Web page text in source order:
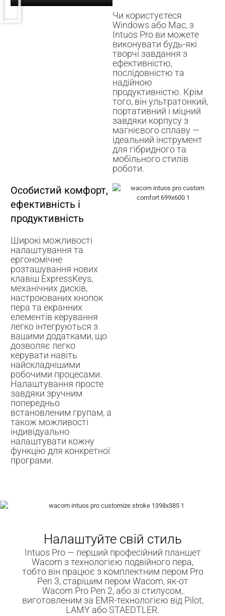
Чи користуєтеся
Windows або Mac, з
Intuos Pro ви можете
виконувати будь-які
творчі завдання з
ефективністю,
послідовністю та
надійною
продуктивністю. Крім
того, він ультратонкий,
портативний і міцний
завдяки корпусу з
магнієвого сплаву —
ідеальний інструмент
для гібридного та
мобільного стилів
роботи.
Особистий комфорт,
ефективність і
продуктивність
Широкі можливості
налаштування та
ергономічне
розташування нових
клавіш ExpressKeys,
механічних дисків,
настроюваних кнопок
пера та екранних
елементів керування
легко інтегруються з
вашими додатками, що
дозволяє легко
керувати навіть
найскладнішими
робочими процесами.
Налаштування просте
завдяки зручним
попередньо
встановленим групам, а
також можливості
індивідуально
налаштувати кожну
функцію для конкретної
програми.
Налаштуйте свій стиль
Intuos Pro — перший професійний планшет
Wacom з технологією подвійного пера,
тобто він працює з комплектним пером Pro
Pen 3, старішим пером Wacom, як-от
Wacom Pro Pen 2, або зі стилусом,
виготовленим за EMR-технологією від Pilot,
LAMY або STAEDTLER.